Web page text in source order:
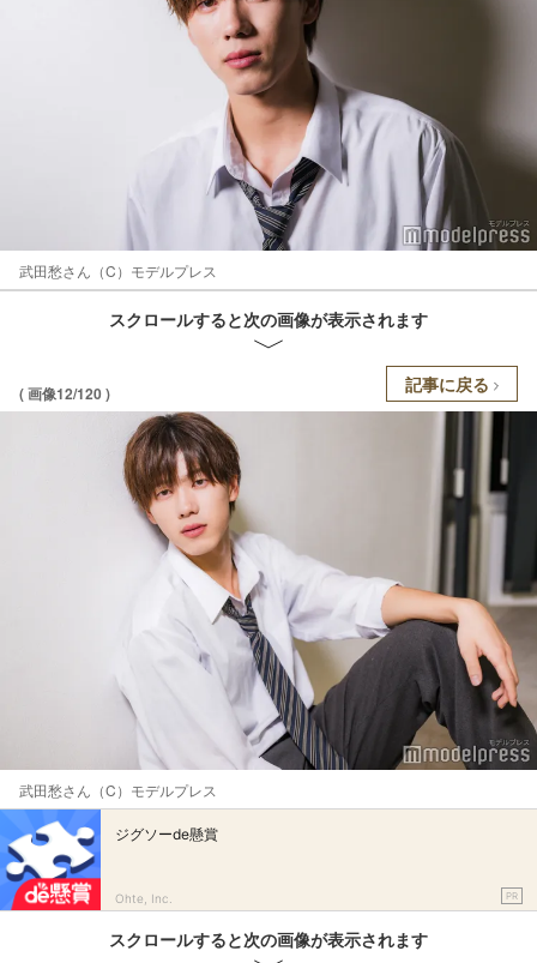
武田愁さん（C）モデルプレス
スクロールすると次の画像が表示されます
( 画像12/120 ) 記事に戻る
武田愁さん（C）モデルプレス
ジグソーde懸賞
Ohte, Inc. PR
スクロールすると次の画像が表示されます